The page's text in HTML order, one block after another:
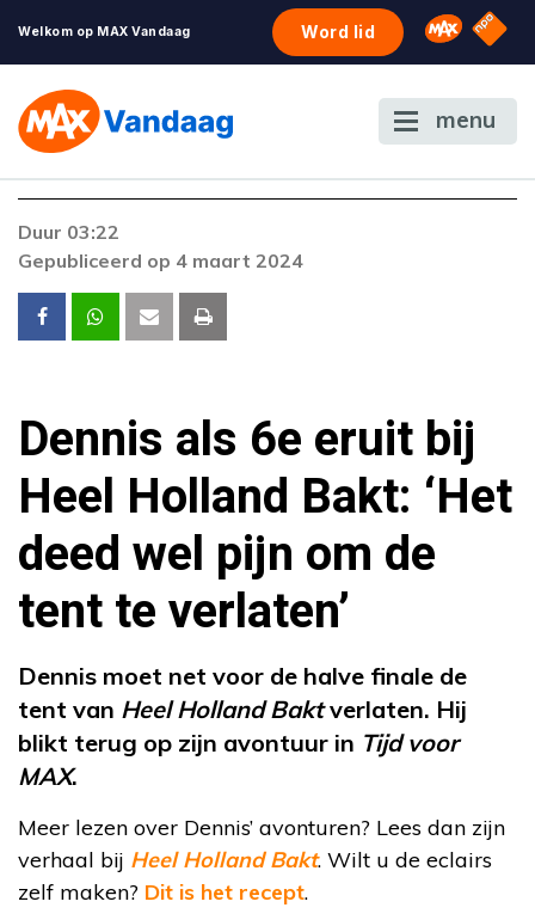
Welkom op MAX Vandaag Word lid Omroep
NPO
menu
Er is een licentie-fout opgetreden. Als het
contact op met onze klantenservice.
Duur 03:22
Gepubliceerd op 4 maart 2024
Dennis als 6e eruit bij
Heel Holland Bakt: ‘Het
deed wel pijn om de
tent te verlaten’
Dennis moet net voor de halve finale de
tent van Heel Holland Baktverlaten. Hij
blikt terug op zijn avontuur in Tijd voor
MAX.
Meer lezen over Dennis’ avonturen? Lees dan zijn
verhaal bij Heel Holland Bakt. Wilt u de eclairs
zelf maken? Dit is het recept.